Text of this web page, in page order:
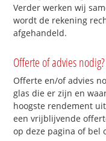
Verder werken wij
wordt de rekening
afgehandeld.
Offerte of advies nodig?
Offerte en/of advies
glas die er zijn en
hoogste rendement
een vrijblijvende
op deze pagina of bel